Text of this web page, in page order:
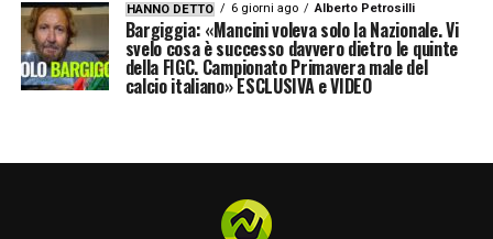
HANNO DETTO 6 giorni ago Alberto Petrosilli
Bargiggia: «Mancini voleva solo la Nazionale. Vi
svelo cosa è successo davvero dietro le quinte
della FIGC. Campionato Primavera male del
calcio italiano» ESCLUSIVA e VIDEO